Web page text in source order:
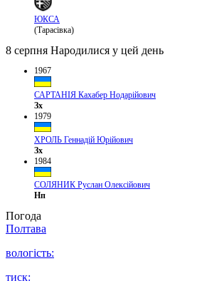
ЮКСА
(Тарасівка)
8 серпня Народилися у цей день
1967
САРТАНІЯ Кахабер Нодарійович
Зх
1979
ХРОЛЬ Геннадій Юрійович
Зх
1984
СОЛЯНИК Руслан Олексійович
Нп
Погода
Полтава
вологість:
тиск: